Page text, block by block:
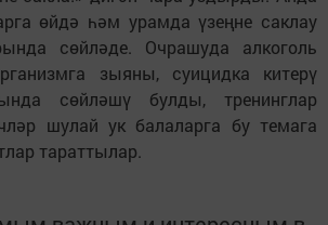
өйдә һәм урамда үзеңне саклау
сөйләде. Очрашуда алкоголь
зыяны, суицидка китерү
сөйләшү булды, тренинглар
шулай ук балаларга бу темага
тараттылар.